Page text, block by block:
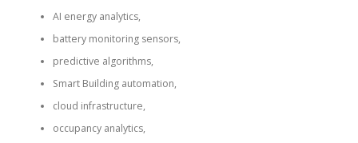
AI energy analytics,
battery monitoring sensors,
predictive algorithms,
Smart Building automation,
cloud infrastructure,
occupancy analytics,